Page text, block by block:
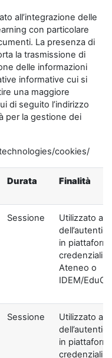
all’integrazione delle
con particolare
La presenza di
la trasmissione di
delle informazioni
informative cui si
una maggiore
di seguito l’indirizzo
per la gestione dei
cookies/
Durata Finalità
Sessione
Utilizzato ai
in
credenziali di
Ateneo o
IDEM/
Sessione
Utilizzato ai
in
credenziali di